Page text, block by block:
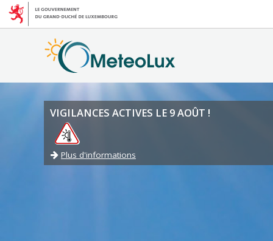
VIGILANCES ACTIVES LE 9 AOÛT !
Plus d'informations